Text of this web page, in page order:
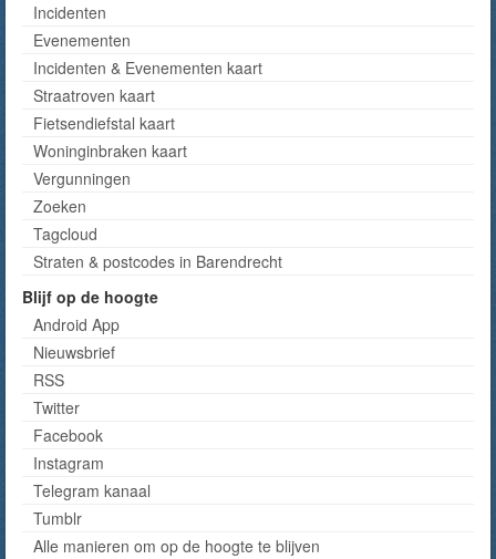
Incidenten
Evenementen
Incidenten & Evenementen kaart
Straatroven kaart
Fietsendiefstal kaart
Woninginbraken kaart
Vergunningen
Zoeken
Tagcloud
Straten & postcodes in Barendrecht
Blijf op de hoogte
Android App
Nieuwsbrief
RSS
Twitter
Facebook
Instagram
Telegram kanaal
Tumblr
Alle manieren om op de hoogte te blijven